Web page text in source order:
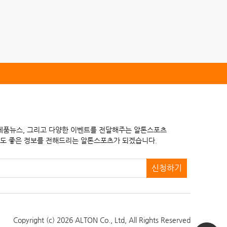
뉴스, 그리고 다양한 이벤트를 전달해주는 알톤스포츠
좋은 정보를 전해드리는 알톤스포츠가 되겠습니다.
신청하기
Copyright (c) 2026 ALTON Co., Ltd, All Rights Reserved